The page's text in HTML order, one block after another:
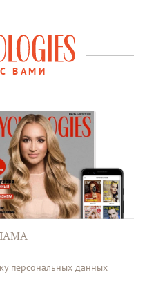
ВАМИ
персональных данных